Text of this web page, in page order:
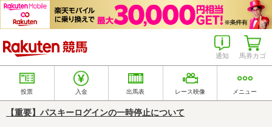
馬券カゴ
通知
投票 入金 出馬表 レース映像 メニュー
【重要】パスキーログインの一時停止について